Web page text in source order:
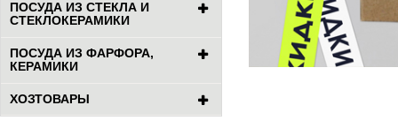
ПОСУДА ИЗ СТЕКЛА И
СТЕКЛОКЕРАМИКИ
ПОСУДА ИЗ ФАРФОРА,
КЕРАМИКИ
ХОЗТОВАРЫ